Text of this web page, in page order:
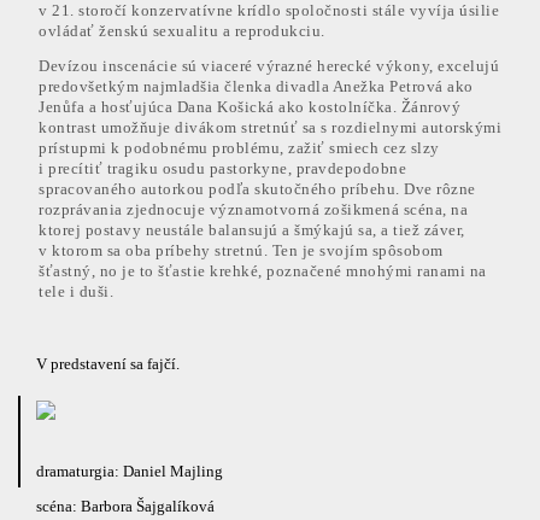
v 21. storočí konzervatívne krídlo spoločnosti stále vyvíja úsilie
ovládať ženskú sexualitu a reprodukciu.
Devízou inscenácie sú viaceré výrazné herecké výkony, excelujú
predovšetkým najmladšia členka divadla Anežka Petrová ako
Jenůfa a hosťujúca Dana Košická ako kostolníčka. Žánrový
kontrast umožňuje divákom stretnúť sa s rozdielnymi autorskými
prístupmi k podobnému problému, zažiť smiech cez slzy
i precítiť tragiku osudu pastorkyne, pravdepodobne
spracovaného autorkou podľa skutočného príbehu. Dve rôzne
rozprávania zjednocuje významotvorná zošikmená scéna, na
ktorej postavy neustále balansujú a šmýkajú sa, a tiež záver,
v ktorom sa oba príbehy stretnú. Ten je svojím spôsobom
šťastný, no je to šťastie krehké, poznačené mnohými ranami na
tele i duši.
V predstavení sa fajčí.
dramaturgia: Daniel Majling
scéna: Barbora Šajgalíková